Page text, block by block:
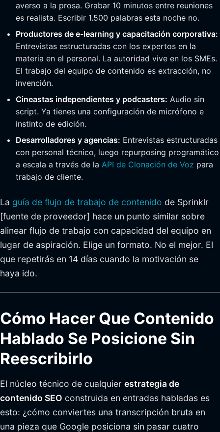
averso a la prosa. Grabar 10 minutos entre reuniones
es realista. Escribir 1.500 palabras esta noche no.
Productores de e-learning y capacitación corporativa:
Entrevistas estructuradas con los expertos en la
materia en el personal. La autoridad vive en los SMEs.
El trabajo del equipo de contenido es extracción, no
invención.
Cineastas independientes y podcasters: Audio sin
script. Ya tienes una configuración de micrófono e
instinto de edición.
Desarrolladores y agencias: Entrevistas estructuradas
con personal técnico, luego repurposing programático
a escala a través de la API de Clonación de Voz para
trabajo de cliente.
La guía de flujo de trabajo de contenido de Sprinklr
[fuente de proveedor] hace un punto similar sobre
alinear flujo de trabajo con capacidad del equipo en
lugar de aspiración. Elige un formato. No el mejor. El
que repetirás en 14 días cuando la motivación se
haya ido.
Cómo Hacer Que Contenido
Hablado Se Posicione Sin
Reescribirlo
El núcleo técnico de cualquier estrategia de
contenido SEO construida en entradas habladas es
esto: ¿cómo conviertes una transcripción bruta en
una pieza que Google posiciona sin pasar cuatro